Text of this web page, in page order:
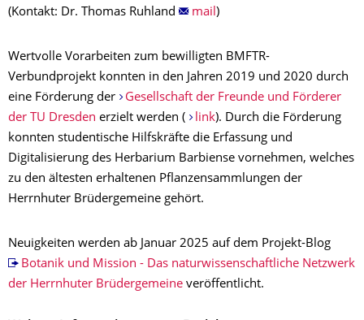
(Kontakt: Dr. Thomas Ruhland
mail)
Wertvolle Vorarbeiten zum bewilligten BMFTR-
Verbundprojekt konnten in den Jahren 2019 und 2020 durch
eine Förderung der
Gesellschaft der Freunde und Förderer
der TU Dresden erzielt werden ( link). Durch die Förderung
konnten studentische Hilfskräfte die Erfassung und
Digitalisierung des Herbarium Barbiense vornehmen, welches
zu den ältesten erhaltenen Pflanzensammlungen der
Herrnhuter Brüdergemeine gehört.
Neuigkeiten werden ab Januar 2025 auf dem Projekt-Blog
Botanik und Mission - Das naturwissenschaftliche Netzwerk
der Herrnhuter Brüdergemeine veröffentlicht.